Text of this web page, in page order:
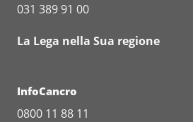
031 389 91 00
La Lega nella Sua regione
InfoCancro
0800 11 88 11